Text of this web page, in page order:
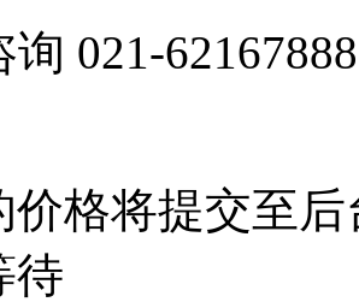
询 021-62167888
价格将提交至
待